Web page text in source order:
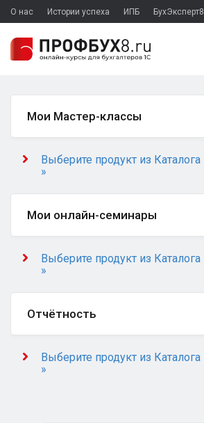
О нас Истории успеха ИПБ БухЭксперт8
Мои Мастер-классы
Выберите продукт из Каталога
»
Мои онлайн-семинары
Выберите продукт из Каталога
»
Отчётность
Выберите продукт из Каталога
»